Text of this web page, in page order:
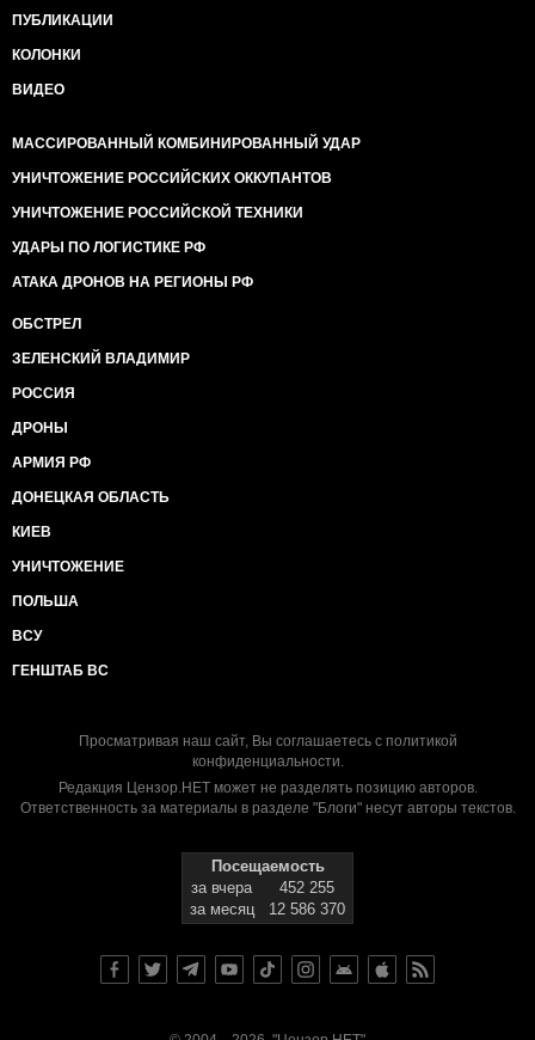
ПУБЛИКАЦИИ
КОЛОНКИ
ВИДЕО
МАССИРОВАННЫЙ КОМБИНИРОВАННЫЙ УДАР
УНИЧТОЖЕНИЕ РОССИЙСКИХ ОККУПАНТОВ
УНИЧТОЖЕНИЕ РОССИЙСКОЙ ТЕХНИКИ
УДАРЫ ПО ЛОГИСТИКЕ РФ
АТАКА ДРОНОВ НА РЕГИОНЫ РФ
ОБСТРЕЛ
ЗЕЛЕНСКИЙ ВЛАДИМИР
РОССИЯ
ДРОНЫ
АРМИЯ РФ
ДОНЕЦКАЯ ОБЛАСТЬ
КИЕВ
УНИЧТОЖЕНИЕ
ПОЛЬША
ВСУ
ГЕНШТАБ ВС
Просматривая наш сайт, Вы соглашаетесь с политикой
конфиденциальности.
Редакция Цензор.НЕТ может не разделять позицию авторов.
Ответственность за материалы в разделе "Блоги" несут авторы текстов.
Посещаемость
за вчера
452 255
за месяц
12 586 370